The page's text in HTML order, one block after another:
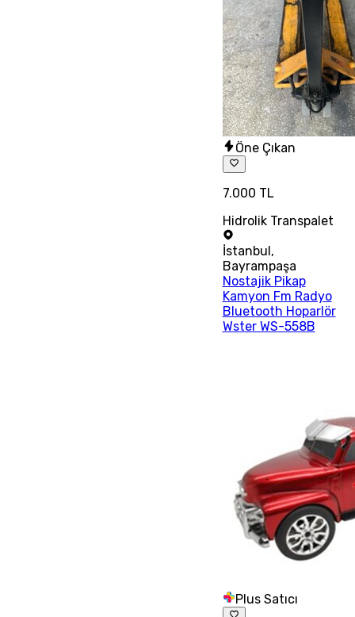
Öne Çıkan
7.000 TL
Hidrolik Transpalet
İstanbul ,
Bayrampaşa
Nostajik Pikap
Kamyon Fm Radyo
Bluetooth Hoparlör
Wster WS-558B
Plus Satıcı